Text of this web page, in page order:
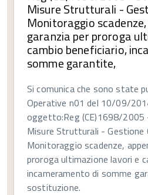
Misure Strutturali -
Monitoraggio
garanzia per proroga
cambio beneficiario,
somme garantite,
Si comunica che sono state
Operative n01 del 10/09/
oggetto:Reg (CE)1698/2005
Misure Strutturali - Gestione
Monitoraggio scadenze,
proroga ultimazione lavori e
incameramento di somme
sostituzione.